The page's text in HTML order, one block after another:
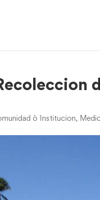
ò Institucion,